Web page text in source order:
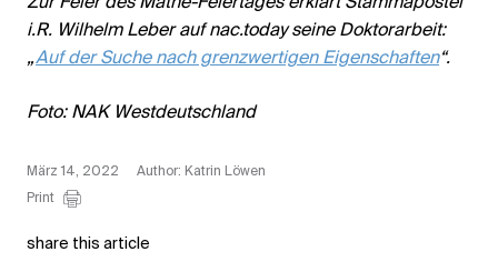
i.R. Wilhelm Leber auf nac.today seine Doktorarbeit:
„Auf der Suche nach grenzwertigen Eigenschaften“.
Foto: NAK Westdeutschland
März 14, 2022
Author: Katrin Löwen
Print
share this article